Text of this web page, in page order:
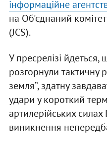
інформаційне
на Об'єднаний
(JCS).
У пресрелізі йдеться,
розгорнули тактичну
земля”, здатну
удари у короткий
артилерійських силах
виникнення